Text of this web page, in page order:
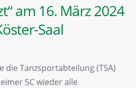
am 16. März 2024
Saal
die Tanzsportabteilung (TSA)
SC wieder alle